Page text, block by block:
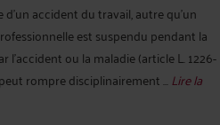
accident du travail, autre qu’un
est suspendu pendant la
ou la maladie (article L. 1226-
rompre disciplinairement ...Lire la